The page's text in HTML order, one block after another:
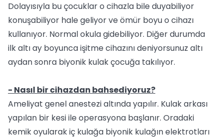
Dolayısıyla bu çocuklar o cihazla bile duyabiliyor
konuşabiliyor hale geliyor ve ömür boyu o cihazı
kullanıyor. Normal okula gidebiliyor. Diğer durumda
ilk altı ay boyunca işitme cihazını deniyorsunuz altı
aydan sonra biyonik kulak çocuğa takılıyor.
- Nasıl bir cihazdan bahsediyoruz?
Ameliyat genel anestezi altında yapılır. Kulak arkası
yapılan bir kesi ile operasyona başlanır. Oradaki
kemik oyularak iç kulağa biyonik kulağın elektrotları